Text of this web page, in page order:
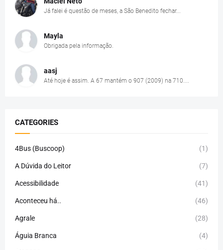
Já falei é questão de meses, a São Benedito fechar...
Mayla
Obrigada pela informação.
aasj
Até hoje é assim. A 67 mantém o 907 (2009) na 710....
CATEGORIES
4Bus (Buscoop) (1)
A Dúvida do Leitor (7)
Acessibilidade (41)
Aconteceu há.. (46)
Agrale (28)
Águia Branca (4)